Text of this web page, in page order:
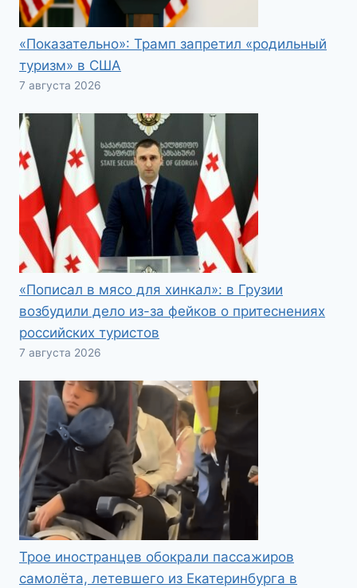
«Показательно»: Трамп запретил «родильный
туризм» в США
7 августа 2026
«Пописал в мясо для хинкал»: в Грузии
возбудили дело из-за фейков о притеснениях
российских туристов
7 августа 2026
Трое иностранцев обокрали пассажиров
самолёта, летевшего из Екатеринбурга в